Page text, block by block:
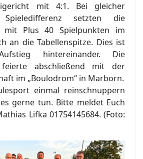
mit 4:1. Bei gleicher
setzten die
mit Plus 40 Spielpunkten im
an die Tabellenspitze. Dies ist
hintereinander. Die
feierte abschließend mit der
im „Boulodrom“ in Marborn.
einmal reinschnuppern
gerne tun. Bitte meldet Euch
Lifka 01754145684. (Foto: